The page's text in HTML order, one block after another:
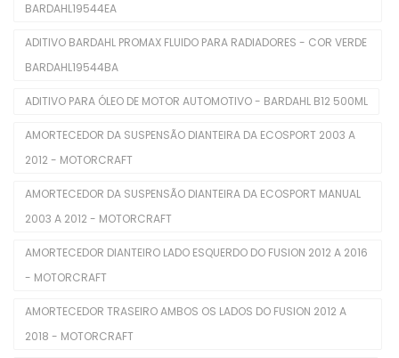
Freio
Cabo Do Freio De Mão
Pastilhas De Freios
Servo Freio
Comutadores De Ignição
BARDAHL19544EA
ADITIVO BARDAHL PROMAX FLUIDO PARA RADIADORES - COR VERDE
BARDAHL19544BA
ADITIVO PARA ÓLEO DE MOTOR AUTOMOTIVO - BARDAHL B12 500ML
AMORTECEDOR DA SUSPENSÃO DIANTEIRA DA ECOSPORT 2003 A
2012 - MOTORCRAFT
AMORTECEDOR DA SUSPENSÃO DIANTEIRA DA ECOSPORT MANUAL
2003 A 2012 - MOTORCRAFT
AMORTECEDOR DIANTEIRO LADO ESQUERDO DO FUSION 2012 A 2016
- MOTORCRAFT
AMORTECEDOR TRASEIRO AMBOS OS LADOS DO FUSION 2012 A
2018 - MOTORCRAFT